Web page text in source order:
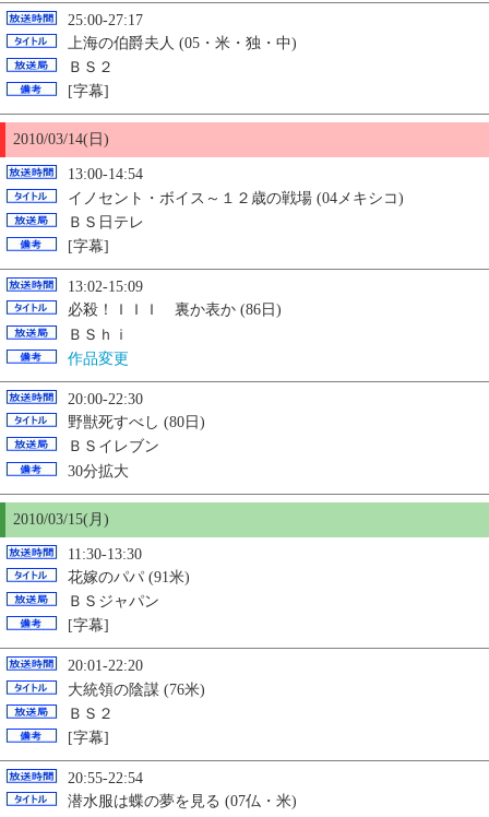
25:00-27:17
上海の伯爵夫人 (05・米・独・中)
ＢＳ２
[字幕]
2010/03/14(日)
13:00-14:54
イノセント・ボイス～１２歳の戦場 (04メキシコ)
ＢＳ日テレ
[字幕]
13:02-15:09
必殺！ＩＩＩ 裏か表か (86日)
ＢＳｈｉ
作品変更
20:00-22:30
野獣死すべし (80日)
ＢＳイレブン
30分拡大
2010/03/15(月)
11:30-13:30
花嫁のパパ (91米)
ＢＳジャパン
[字幕]
20:01-22:20
大統領の陰謀 (76米)
ＢＳ２
[字幕]
20:55-22:54
潜水服は蝶の夢を見る (07仏・米)